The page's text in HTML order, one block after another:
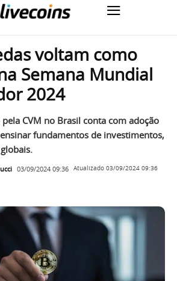
voltam como
Semana Mundial
2024
CVM no Brasil conta com adoção
fundamentos de investimentos,
03/09/2024 09:36 Atualizado 03/09/2024 09:36